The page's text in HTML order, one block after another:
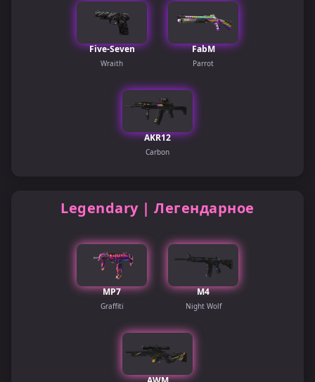
Five-Seven
Wraith
FabM
Parrot
AKR12
Carbon
Legendary | Легендарное
MP7
Graffiti
M4
Night Wolf